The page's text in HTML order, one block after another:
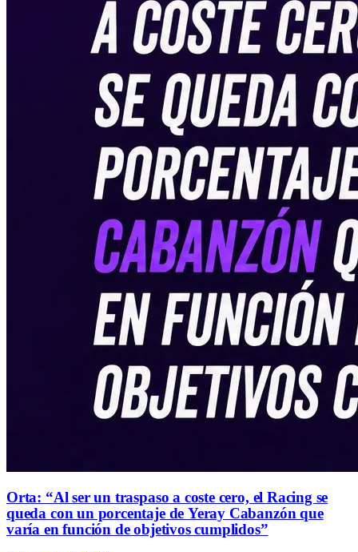
Orta: “Al ser un traspaso a coste cero, el Racing se
queda con un porcentaje de Yeray Cabanzón que
varía en función de objetivos cumplidos”